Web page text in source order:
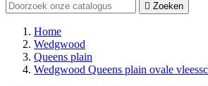
 Zoeken
Home
Wedgwood
Queens plain
Wedgwood Queens plain ovale